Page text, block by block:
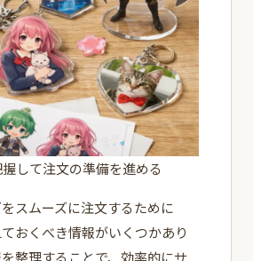
して注文の準備を進める
スムーズに注文するために
おくべき情報がいくつかあり
整理することで、効率的にサ